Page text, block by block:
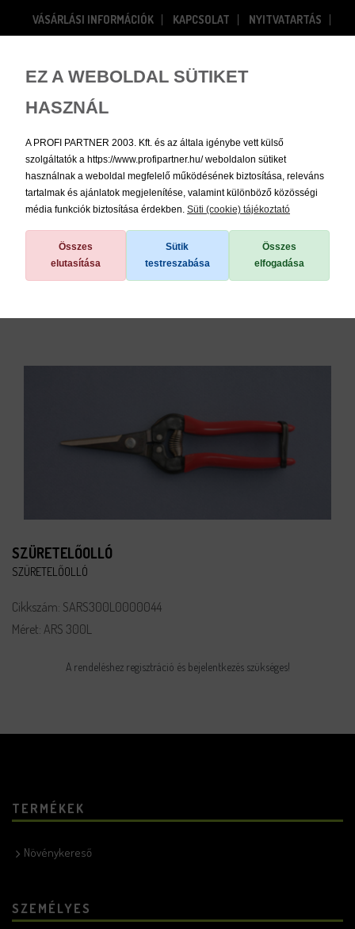
EZ A WEBOLDAL SÜTIKET
HASZNÁL
A PROFI PARTNER 2003. Kft. és az általa igénybe vett külső
szolgáltatók a https://www.profipartner.hu/ weboldalon sütiket
használnak a weboldal megfelelő működésének biztosítása, releváns
tartalmak és ajánlatok megjelenítése, valamint különböző közösségi
média funkciók biztosítása érdekben. Süti (cookie) tájékoztató
Összes
elutasítása
Sütik
testreszabása
Összes
elfogadása
VÁSÁRLÁSI INFORMÁCIÓK KAPCSOLAT
NYITVATARTÁS
Bejelentkezés Regisztráció
/ Faiskolai anyagok, kellékek / Szerszámok, kiegészítők
SZÜRETELŐOLLÓ
SZÜRETELŐOLLÓ
Cikkszám: SARS300L0000044
Méret: ARS 300L
A rendeléshez regisztráció és bejelentkezés szükséges!
TERMÉKEK
Növénykereső
SZEMÉLYES